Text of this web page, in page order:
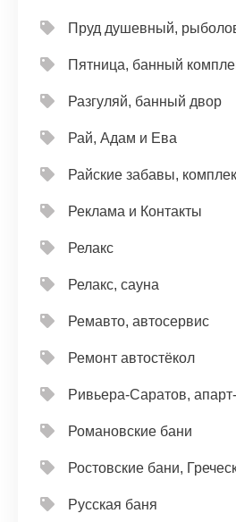
Пруд душевный,
Пятница, банный
Разгуляй, банный двор
Рай, Адам и Ева
Райские забавы,
Реклама и Контакты
Релакс
Релакс, сауна
Ремавто, автосервис
Ремонт автостёкол
Ривьера-Саратов,
Романовские бани
Ростовские бани,
Русская баня